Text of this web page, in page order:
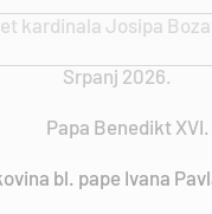
kardinala Josipa
Srpanj 2026.
Papa Benedikt
bl. pape Ivana